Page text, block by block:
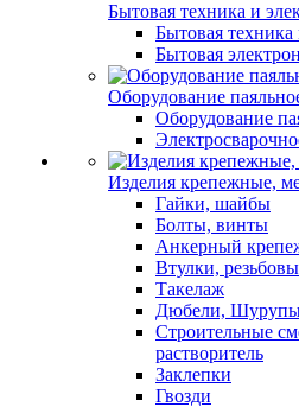
Бытовая техника и
Бытовая техника
Бытовая
Оборудование
Оборудование
Изделия крепежные,
Гайки, шайбы
Болты, винты
Анкерный
Втулки,
Такелаж
Дюбели,
Строительные
растворитель
Заклепки
Гвозди